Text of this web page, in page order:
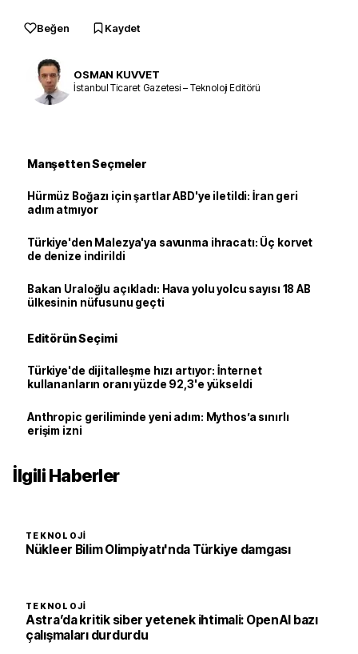
Beğen Kaydet
OSMAN KUVVET
İstanbul Ticaret Gazetesi – Teknoloji Editörü
Manşetten Seçmeler
Hürmüz Boğazı için şartlar ABD'ye iletildi: İran geri
adım atmıyor
Türkiye'den Malezya'ya savunma ihracatı: Üç korvet
de denize indirildi
Bakan Uraloğlu açıkladı: Hava yolu yolcu sayısı 18 AB
ülkesinin nüfusunu geçti
Editörün Seçimi
Türkiye'de dijitalleşme hızı artıyor: İnternet
kullananların oranı yüzde 92,3'e yükseldi
Anthropic geriliminde yeni adım: Mythos’a sınırlı
erişim izni
İlgili Haberler
TEKNOLOJI
Nükleer Bilim Olimpiyatı'nda Türkiye damgası
TEKNOLOJI
Astra’da kritik siber yetenek ihtimali: OpenAI bazı
çalışmaları durdurdu